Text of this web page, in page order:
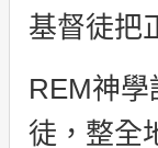
基督徒把
REM神
徒，整全